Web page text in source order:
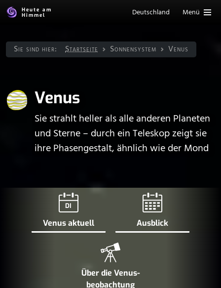
Heute am
Himmel
Deutschland Menü
Sie sind hier: Startseite Sonnen­system Venus
Venus
Sie strahlt heller als alle anderen Planeten
und Sterne – durch ein Teleskop zeigt sie
ihre Phasengestalt, ähnlich wie der Mond
DI
Venus aktuell Ausblick
Über die Venus­
beobachtung